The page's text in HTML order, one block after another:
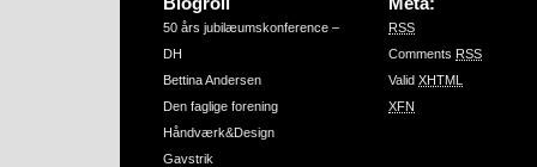
50 års jubilæumskonference –
DH
Bettina Andersen
Den faglige forening
Håndværk&Design
Gavstrik
RSS
Comments RSS
Valid XHTML
XFN